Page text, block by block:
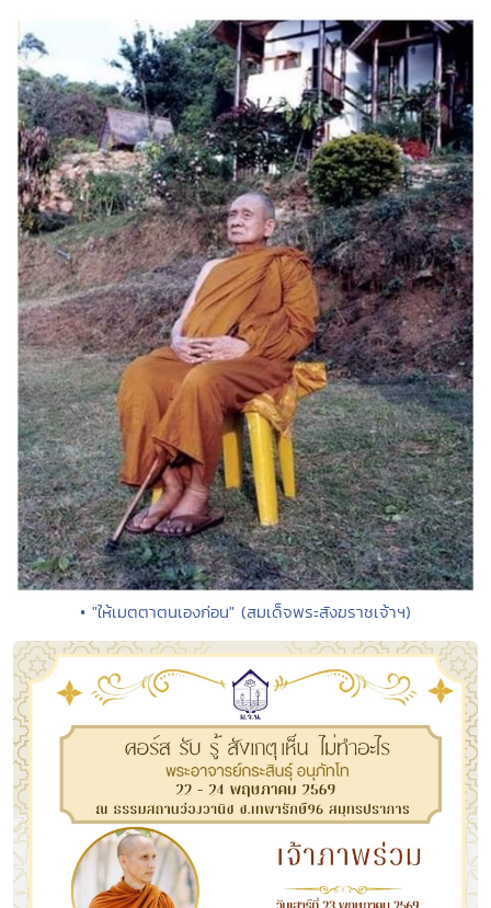
• "ให้เมตตาตนเองก่อน" (สมเด็จพระสังฆราชเจ้าฯ)